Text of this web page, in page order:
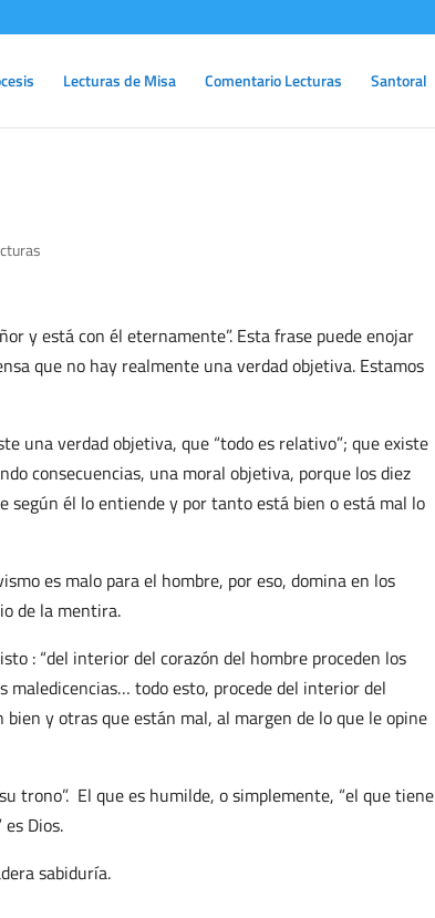
Lecturas de Misa Comentario Lecturas Santoral
y está con él eternamente”. Esta frase puede enojar
que no hay realmente una verdad objetiva. Estamos
una verdad objetiva, que “todo es relativo”; que existe
consecuencias, una moral objetiva, porque los diez
según él lo entiende y por tanto está bien o está mal lo
es malo para el hombre, por eso, domina en los
de la mentira.
: “del interior del corazón del hombre proceden los
maledicencias… todo esto, procede del interior del
y otras que están mal, al margen de lo que le opine
trono”. El que es humilde, o simplemente, “el que tiene
Dios.
sabiduría.